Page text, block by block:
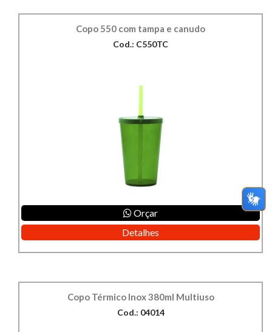
Copo 550 com tampa e canudo
Cod.: C550TC
Orçar
Detalhes
Copo Térmico Inox 380ml Multiuso
Cod.: 04014